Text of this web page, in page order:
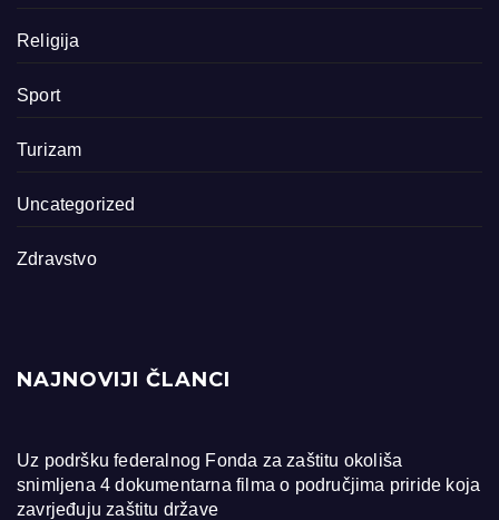
Religija
Sport
Turizam
Uncategorized
Zdravstvo
NAJNOVIJI ČLANCI
Uz podršku federalnog Fonda za zaštitu okoliša
snimljena 4 dokumentarna filma o područjima priride koja
zavrjeđuju zaštitu države